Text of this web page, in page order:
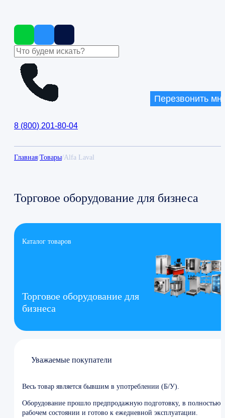
8 (800) 201-80-04
Перезвонить
Главная/Товары/Alfa Laval
Торговое оборудование для бизнеса
Каталог товаров
Торговое оборудование для
бизнеса
Уважаемые покупатели
Весь товар является бывшим в употреблении (Б/У).
Оборудование прошло предпродажную подготовку, в полностью
рабочем состоянии и готово к ежедневной эксплуатации.